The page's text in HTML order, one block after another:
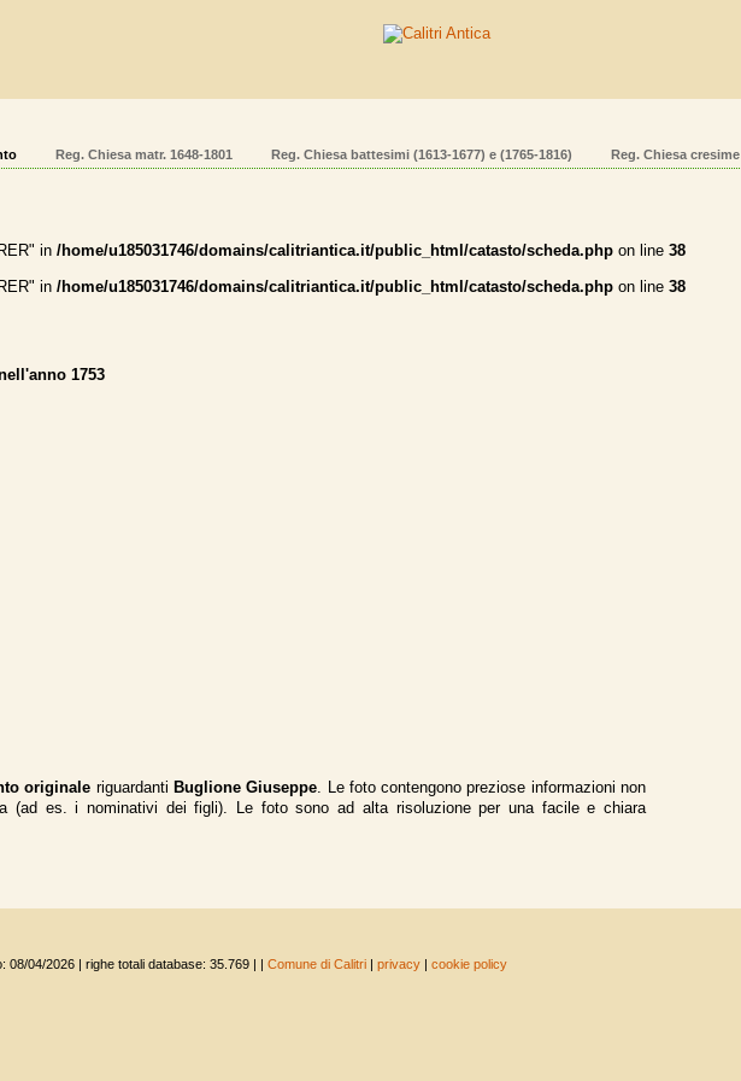
Reg. Chiesa matr. 1648-1801 Reg. Chiesa battesimi (1613-1677) e (1765-1816) Reg. Chiesa cresime
in /home/u185031746/domains/calitriantica.it/public_html/catasto/scheda.php on line 38
in /home/u185031746/domains/calitriantica.it/public_html/catasto/scheda.php on line 38
1753
originale riguardanti Buglione Giuseppe. Le foto contengono preziose informazioni non
(ad es. i nominativi dei figli). Le foto sono ad alta risoluzione per una facile e chiara
08/04/2026 | righe totali database: 35.769 | | Comune di Calitri | privacy | cookie policy